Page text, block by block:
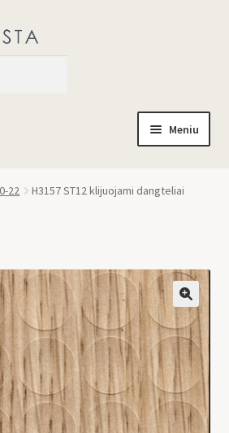
Meniu
22 H3157 ST12 klijuojami dangteliai
🔍